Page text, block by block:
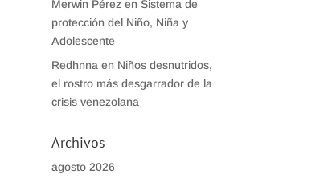
Merwin Pérez en Sistema de
protección del Niño, Niña y
Adolescente
Redhnna en Niños desnutridos,
el rostro más desgarrador de la
crisis venezolana
Archivos
agosto 2026